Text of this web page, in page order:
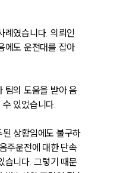
례였습니다. 의뢰인
에도 운전대를 잡아
팀의 도움을 받아 음
있었습니다.
상황임에도 불구하
주운전에 대한 단속
습니다. 그렇기 때문